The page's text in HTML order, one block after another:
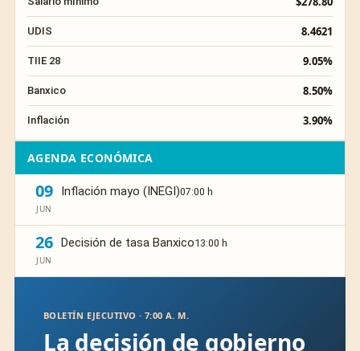
UDIS 8.4621
TIIE 28 9.05%
Banxico 8.50%
Inflación 3.90%
AGENDA ECONÓMICA
09
JUN
Inflación mayo (INEGI)07:00 h
26
JUN
Decisión de tasa Banxico13:00 h
BOLETÍN EJECUTIVO · 7:00 A. M.
La decisión de gobierno